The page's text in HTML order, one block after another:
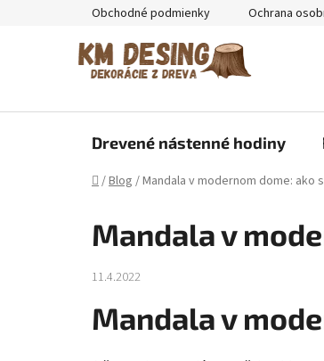
Obchodné podmienky Ochrana
Drevené nástenné hodiny
Domov
/Blog /Mandala v modernom dome: ako
Mandala v
11.4.2022
Mandala v